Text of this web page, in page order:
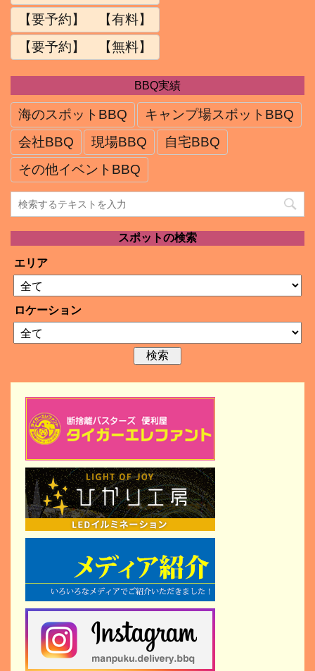
【要予約】 【有料】
【要予約】 【無料】
BBQ実績
海のスポットBBQ
キャンプ場スポットBBQ
会社BBQ
現場BBQ
自宅BBQ
その他イベントBBQ
スポットの検索
エリア
ロケーション